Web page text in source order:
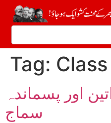
Tag:
اور پسماندہ
سماج